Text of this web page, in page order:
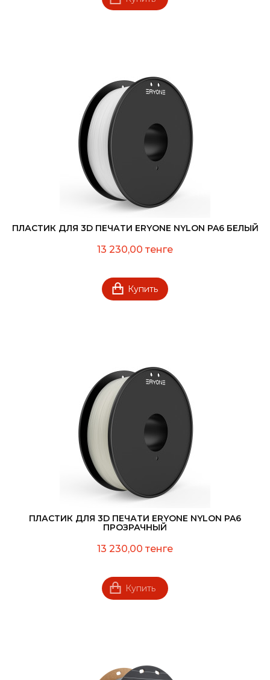
ПЛАСТИК ДЛЯ 3D ПЕЧАТИ ERYONE NYLON PA6 БЕЛЫЙ
13 230,00 тенге
Купить
ПЛАСТИК ДЛЯ 3D ПЕЧАТИ ERYONE NYLON PA6
ПРОЗРАЧНЫЙ
13 230,00 тенге
Купить